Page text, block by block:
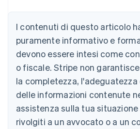
I contenuti di questo articolo
puramente informativo e
devono essere intesi come
o fiscale. Stripe non
la completezza,
delle informazioni contenute
assistenza sulla tua
rivolgiti a un avvocato o a un
English
Austria
Deutsch English
Belgio
NederlandsFrançaisDeutschEnglish
PortuguêsEnglish
Bulgaria
English
Canada
English Français
Cina continentale